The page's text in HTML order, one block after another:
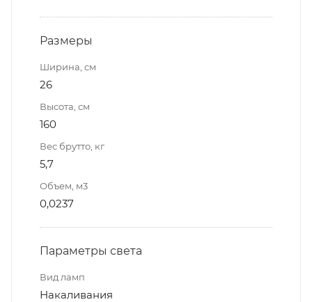
Размеры
Ширина, см
26
Высота, см
160
Вес брутто, кг
5,7
Объем, м3
0,0237
Параметры света
Вид ламп
Накаливания